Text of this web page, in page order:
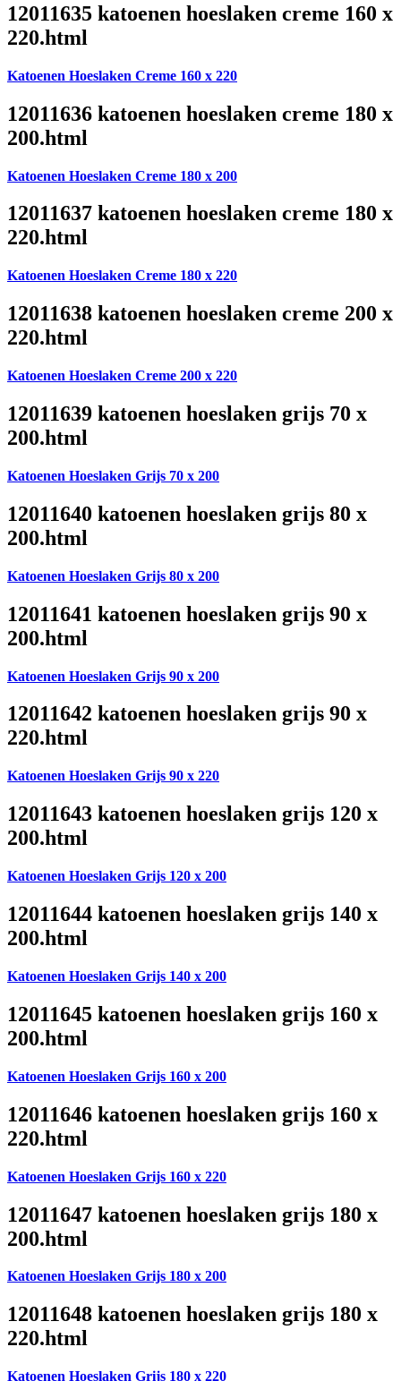
12011635 katoenen hoeslaken creme 160 x
220.html
Katoenen Hoeslaken Creme 160 x 220
12011636 katoenen hoeslaken creme 180 x
200.html
Katoenen Hoeslaken Creme 180 x 200
12011637 katoenen hoeslaken creme 180 x
220.html
Katoenen Hoeslaken Creme 180 x 220
12011638 katoenen hoeslaken creme 200 x
220.html
Katoenen Hoeslaken Creme 200 x 220
12011639 katoenen hoeslaken grijs 70 x
200.html
Katoenen Hoeslaken Grijs 70 x 200
12011640 katoenen hoeslaken grijs 80 x
200.html
Katoenen Hoeslaken Grijs 80 x 200
12011641 katoenen hoeslaken grijs 90 x
200.html
Katoenen Hoeslaken Grijs 90 x 200
12011642 katoenen hoeslaken grijs 90 x
220.html
Katoenen Hoeslaken Grijs 90 x 220
12011643 katoenen hoeslaken grijs 120 x
200.html
Katoenen Hoeslaken Grijs 120 x 200
12011644 katoenen hoeslaken grijs 140 x
200.html
Katoenen Hoeslaken Grijs 140 x 200
12011645 katoenen hoeslaken grijs 160 x
200.html
Katoenen Hoeslaken Grijs 160 x 200
12011646 katoenen hoeslaken grijs 160 x
220.html
Katoenen Hoeslaken Grijs 160 x 220
12011647 katoenen hoeslaken grijs 180 x
200.html
Katoenen Hoeslaken Grijs 180 x 200
12011648 katoenen hoeslaken grijs 180 x
220.html
Katoenen Hoeslaken Grijs 180 x 220